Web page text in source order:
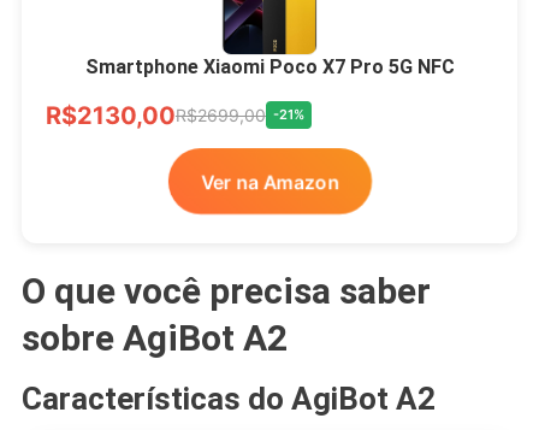
Smartphone Xiaomi Poco X7 Pro 5G NFC
R$2130,00R$2699,00 -21%
Ver na Amazon
O que você precisa saber
sobre AgiBot A2
Características do AgiBot A2